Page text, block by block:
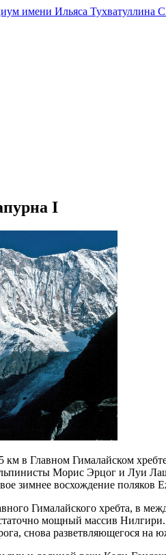
I
в Главном Гималайском
Морис Эрцог и Луи
зимнее восхождение поляков
Гималайского хребта, в
мощный массив
снова разветвляющегося